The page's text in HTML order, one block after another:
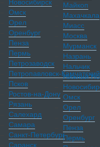
Новосибирск
Омск
Орел
Оренбург
Пенза
Пермь
Петрозаводск
Петропавловск-Камчатский
Псков
Ростов-на-Дону
Рязань
Салехард
Самара
Санкт-Петербург
Саранск
Майкоп
Махачкала
Миасс
Москва
Мурманск
Назрань
Нальчик
Нижний
Омск
Орел
Оренбург
Пенза
Пермь